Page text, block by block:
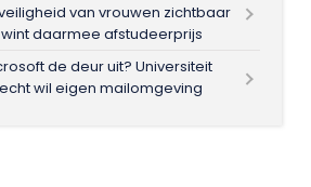
van vrouwen zichtbaar
daarmee afstudeerprijs
de deur uit? Universiteit
wil eigen mailomgeving